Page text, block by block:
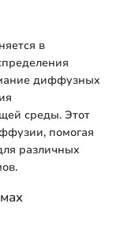
в
диффузных
среды. Этот
помогая
различных